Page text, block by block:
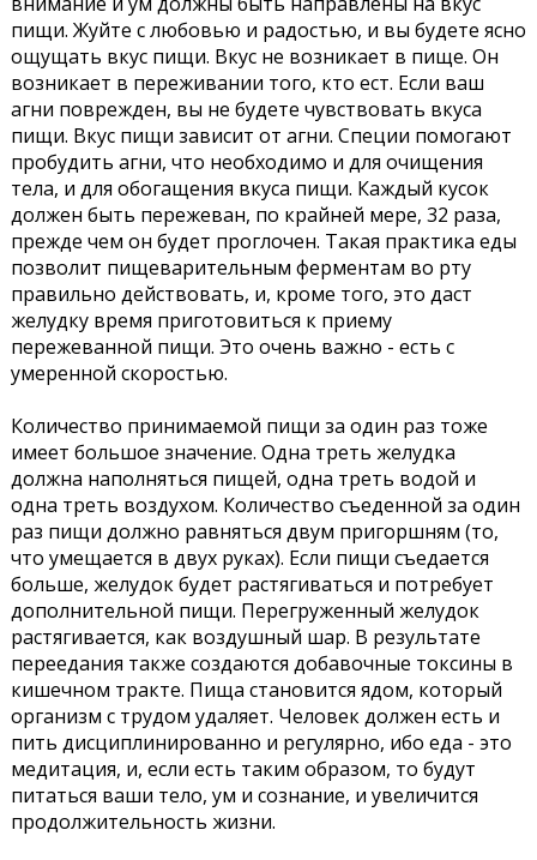
пищи. Жуйте с любовью и радостью, и вы будете ясно
ощущать вкус пищи. Вкус не возникает в пище. Он
возникает в переживании того, кто ест. Если ваш
агни поврежден, вы не будете чувствовать вкуса
пищи. Вкус пищи зависит от агни. Специи помогают
пробудить агни, что необходимо и для очищения
тела, и для обогащения вкуса пищи. Каждый кусок
должен быть пережеван, по крайней мере, 32 раза,
прежде чем он будет проглочен. Такая практика еды
позволит пищеварительным ферментам во рту
правильно действовать, и, кроме того, это даст
желудку время приготовиться к приему
пережеванной пищи. Это очень важно - есть с
умеренной скоростью.
Количество принимаемой пищи за один раз тоже
имеет большое значение. Одна треть желудка
должна наполняться пищей, одна треть водой и
одна треть воздухом. Количество съеденной за один
раз пищи должно равняться двум пригоршням (то,
что умещается в двух руках). Если пищи съедается
больше, желудок будет растягиваться и потребует
дополнительной пищи. Перегруженный желудок
растягивается, как воздушный шар. В результате
переедания также создаются добавочные токсины в
кишечном тракте. Пища становится ядом, который
организм с трудом удаляет. Человек должен есть и
пить дисциплинированно и регулярно, ибо еда - это
медитация, и, если есть таким образом, то будут
питаться ваши тело, ум и сознание, и увеличится
продолжительность жизни.